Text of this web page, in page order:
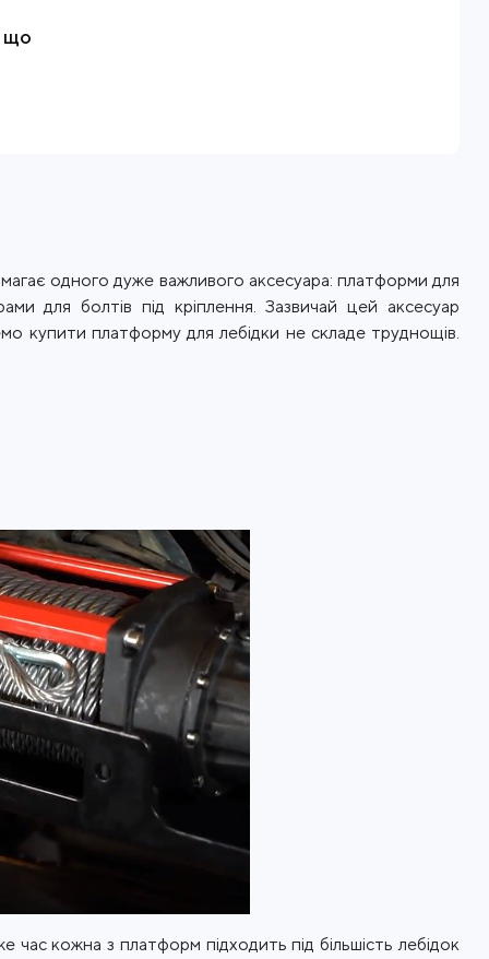
що
одного дуже важливого аксесуара: платформи для
для болтів під кріплення. Зазвичай цей аксесуар
купити платформу для лебідки не складе труднощів.
час кожна з платформ підходить під більшість лебідок